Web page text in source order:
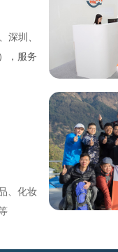
深圳 、
，服务
、化妆